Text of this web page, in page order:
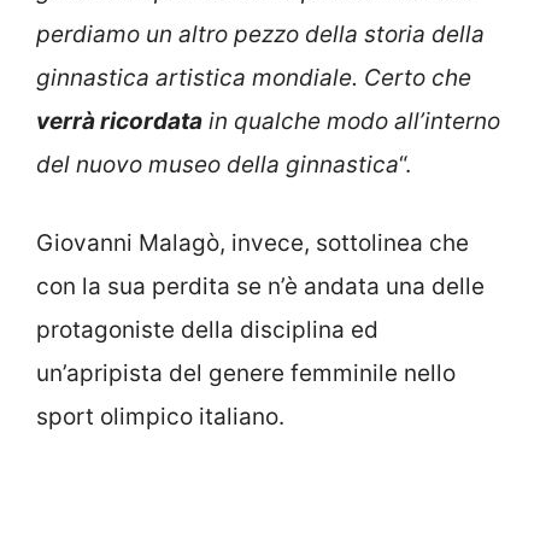
perdiamo un altro pezzo della storia della
ginnastica artistica mondiale. Certo che
verrà ricordata in qualche modo all’interno
del nuovo museo della ginnastica“.
Giovanni Malagò, invece, sottolinea che
con la sua perdita se n’è andata una delle
protagoniste della disciplina ed
un’apripista del genere femminile nello
sport olimpico italiano.